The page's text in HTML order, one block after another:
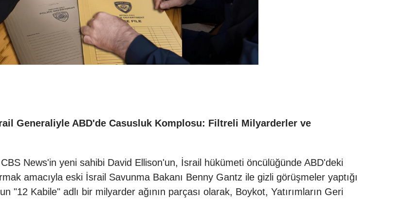
Generaliyle ABD'de Casusluk Komplosu: Filtreli Milyarderler ve
News'in yeni sahibi David Ellison'un, İsrail hükümeti öncülüğünde ABD'deki
amacıyla eski İsrail Savunma Bakanı Benny Gantz ile gizli görüşmeler yaptığı
"12 Kabile" adlı bir milyarder ağının parçası olarak, Boykot, Yatırımların Geri